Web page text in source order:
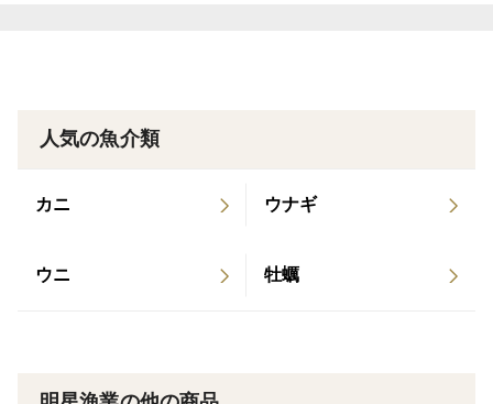
フライ、炊き込みご飯などお使いいただけます。
▼こだわり
少なめにし、負担をかけ無理に大きくさせないよう、餌
手間暇をかけて養殖しています。
人気の魚介類
カニ ウナギ
ウニ 牡蠣